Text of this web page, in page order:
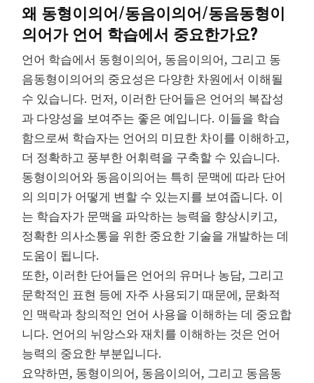
왜 동형이의어/동음이의어/동음동형이
의어가 언어 학습에서 중요한가요?
언어 학습에서 동형이의어, 동음이의어, 그리고 동
음동형이의어의 중요성은 다양한 차원에서 이해될
수 있습니다. 먼저, 이러한 단어들은 언어의 복잡성
과 다양성을 보여주는 좋은 예입니다. 이들을 학습
함으로써 학습자는 언어의 미묘한 차이를 이해하고,
더 정확하고 풍부한 어휘력을 구축할 수 있습니다.
동형이의어와 동음이의어는 특히 문맥에 따라 단어
의 의미가 어떻게 변할 수 있는지를 보여줍니다. 이
는 학습자가 문맥을 파악하는 능력을 향상시키고,
정확한 의사소통을 위한 중요한 기술을 개발하는 데
도움이 됩니다.
또한, 이러한 단어들은 언어의 유머나 농담, 그리고
문학적인 표현 등에 자주 사용되기 때문에, 문화적
인 맥락과 창의적인 언어 사용을 이해하는 데 중요합
니다. 언어의 뉘앙스와 재치를 이해하는 것은 언어
능력의 중요한 부분입니다.
요약하면, 동형이의어, 동음이의어, 그리고 동음동